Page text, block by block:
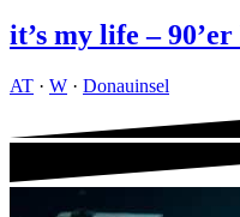
it’s my life –
AT · W · Donauinsel